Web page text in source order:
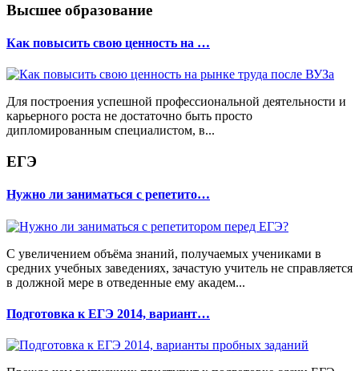
Высшее образование
Как повысить свою ценность на …
Для построения успешной профессиональной деятельности и
карьерного роста не достаточно быть просто
дипломированным специалистом, в...
ЕГЭ
Нужно ли заниматься с репетито…
С увеличением объёма знаний, получаемых учениками в
средних учебных заведениях, зачастую учитель не справляется
в должной мере в отведенные ему академ...
Подготовка к ЕГЭ 2014, вариант…